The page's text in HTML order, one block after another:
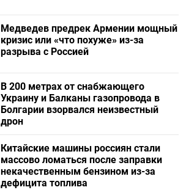
Медведев предрек Армении мощный
кризис или «что похуже» из-за
разрыва с Россией
В 200 метрах от снабжающего
Украину и Балканы газопровода в
Болгарии взорвался неизвестный
дрон
Китайские машины россиян стали
массово ломаться после заправки
некачественным бензином из-за
дефицита топлива